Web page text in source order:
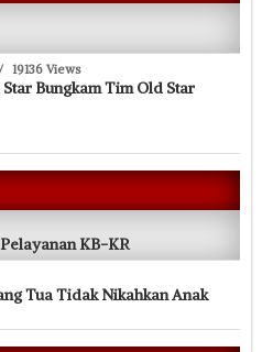
/ 19136 Views
Bungkam Tim Old Star
KB-KR
Tua Tidak Nikahkan Anak